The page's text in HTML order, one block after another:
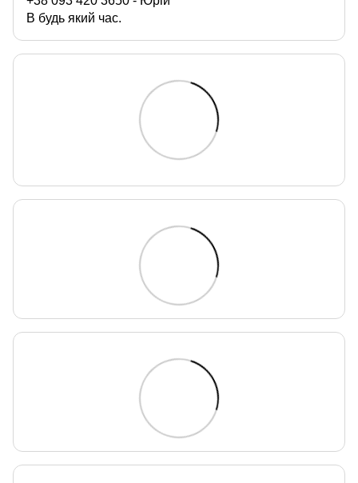
В будь який час.